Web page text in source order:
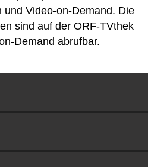
und Video-on-Demand. Die
sind auf der ORF-TVthek
Demand abrufbar.